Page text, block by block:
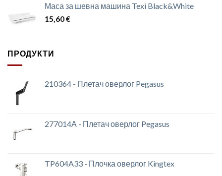
Маса за шевна машина Texi Black&White
15,60€
ПРОДУКТИ
210364 - Плетач оверлог Pegasus
277014А - Плетач оверлог Pegasus
TP604A33 - Плочка оверлог Kingtex